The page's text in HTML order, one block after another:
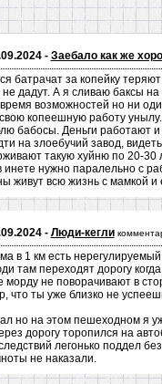
- Заебало как же
батрачат за копейку
дадут. А я сливаю баксы на
возможностей но ни
свою копеешную работу
бабосы. Деньги работают
на злоебучий завод,
такую хуйню по 20-
инете нужно паралельно с
живут всю жизнь с мамкой и
- Люди-кегли
в 1 км есть
там переходят дорогу
не поворачивают в
что ты уже близко не
но на этом пешеходном я
дорогу торопился на
легонько поддел
не наказали.